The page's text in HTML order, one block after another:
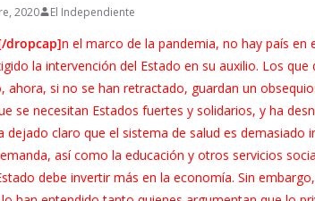
2020 El Independiente
dropcap]n el marco de la pandemia, no hay país
la intervención del Estado en su auxilio. Los
ahora, si no se han retractado, guardan un
se necesitan Estados fuertes y solidarios, y ha
dejado claro que el sistema de salud es
así como la educación y otros servicios
debe invertir más en la economía. Sin